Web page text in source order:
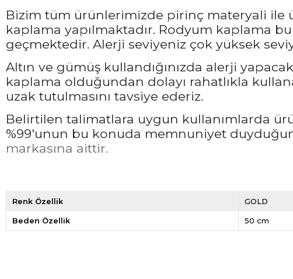
Bizim tüm ürünlerimizde pirinç materyali ile
kaplama yapılmaktadır. Rodyum kaplama
geçmektedir. Alerji seviyeniz çok yüksek
Altın ve gümüş kullandığınızda alerji
kaplama olduğundan dolayı rahatlıkla
uzak tutulmasını tavsiye ederiz.
Belirtilen talimatlara uygun kullanımlarda
%99'unun bu konuda memnuniyet
markasına aittir.
Renk Özellik GOLD
Beden Özellik 50 cm